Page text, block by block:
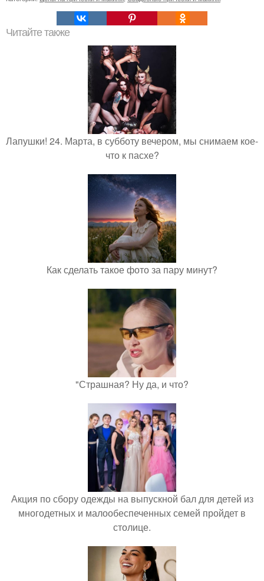
Читайте также
Лапушки! 24. Марта, в субботу вечером, мы снимаем кое-
что к пасхе?
Как сделать такое фото за пару минут?
"Страшная? Ну да, и что?
Акция по сбору одежды на выпускной бал для детей из
многодетных и малообеспеченных семей пройдет в
столице.